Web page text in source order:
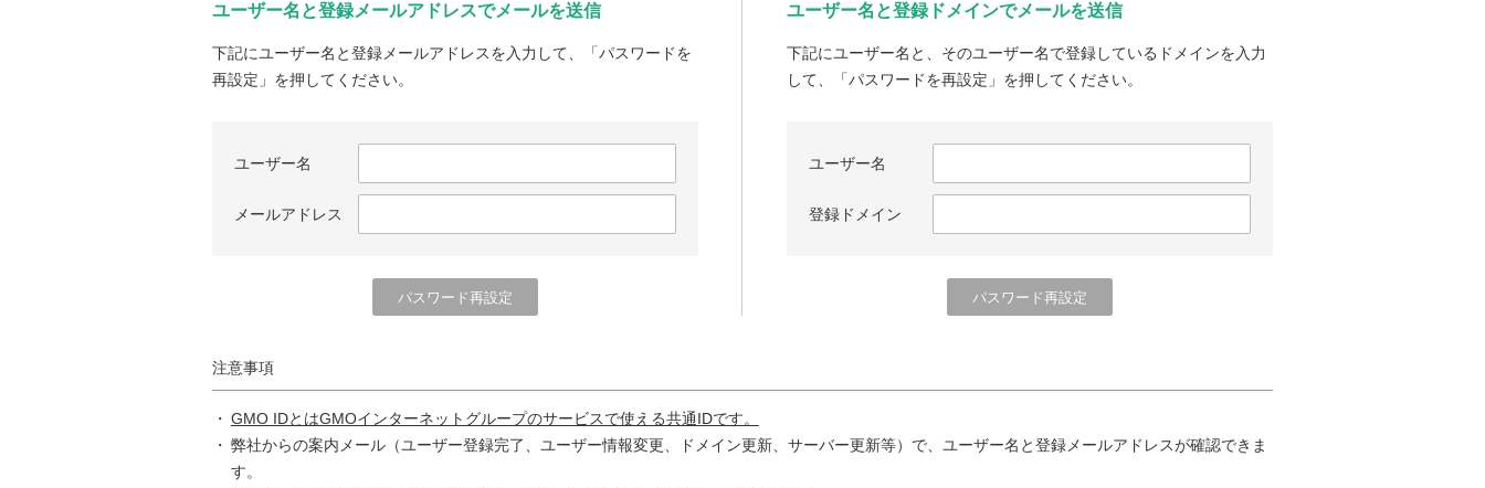
ユーザー名と登録メールアドレスでメールを送信
下記にユーザー名と登録メールアドレスを入力して、「パスワードを
再設定」を押してください。
ユーザー名
メールアドレス
ユーザー名と登録ドメインでメールを送信
下記にユーザー名と、そのユーザー名で登録しているドメインを入力
して、「パスワードを再設定」を押してください。
ユーザー名
登録ドメイン
注意事項
GMO IDとはGMOインターネットグループのサービスで使える共通IDです。
弊社からの案内メール（ユーザー登録完了、ユーザー情報変更、ドメイン更新、サーバー更新等）で、ユーザー名と登録メールアドレスが確認できま
す。